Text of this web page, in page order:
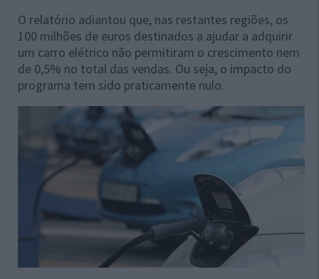
O relatório adiantou que, nas restantes regiões, os
100 milhões de euros destinados a ajudar a adquirir
um carro elétrico não permitiram o crescimento nem
de 0,5% no total das vendas. Ou seja, o impacto do
programa tem sido praticamente nulo.